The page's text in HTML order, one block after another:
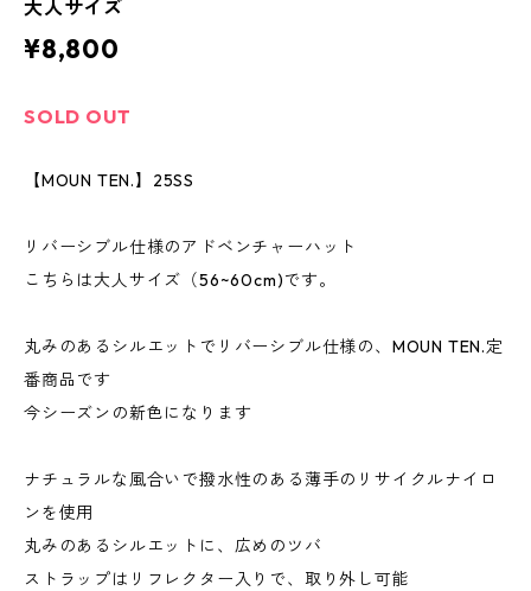
大人サイズ
¥8,800
SOLD OUT
【MOUN TEN.】25SS
リバーシブル仕様のアドベンチャーハット
こちらは大人サイズ（56~60cm)です。
丸みのあるシルエットでリバーシブル仕様の、MOUN TEN.定
番商品です
今シーズンの新色になります
ナチュラルな風合いで撥水性のある薄手のリサイクルナイロ
ンを使用
丸みのあるシルエットに、広めのツバ
ストラップはリフレクター入りで、取り外し可能